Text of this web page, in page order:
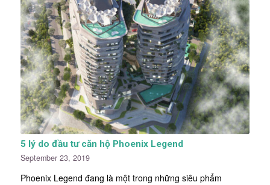
5 lý do đầu tư căn hộ Phoenix Legend
September 23, 2019
Phoenix Legend đang là một trong những siêu phẩm